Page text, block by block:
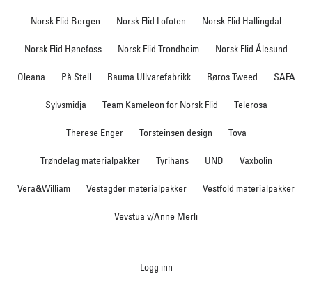
Norsk Flid Bergen Norsk Flid Lofoten Norsk Flid Hallingdal
Norsk Flid Hønefoss Norsk Flid Trondheim Norsk Flid Ålesund
Oleana På Stell Rauma Ullvarefabrikk Røros Tweed SAFA
Sylvsmidja Team Kameleon for Norsk Flid Telerosa
Therese Enger Torsteinsen design Tova
Trøndelag materialpakker Tyrihans UND Växbolin
Vera&William Vestagder materialpakker Vestfold materialpakker
Vevstua v/Anne Merli
Logg inn